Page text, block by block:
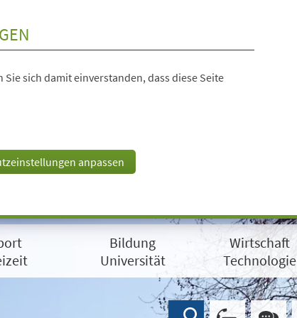
sich damit einverstanden, dass diese Seite
anpassen
Bildung
Universität
Wirtschaft
Technologie